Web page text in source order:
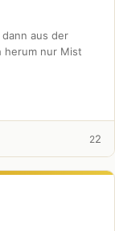
aus der
herum nur Mist
22